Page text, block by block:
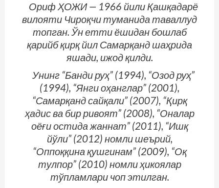
Ориф ҲОЖИ — 1966 йили Қашқадарё
вилояти Чироқчи туманида таваллуд
топган. Ўн етти ёшидан бошлаб
қарийб қирқ йил Самарқанд шаҳрида
яшади, ижод қилди.
Унинг “Банди руҳ” (1994), “Озод руҳ”
(1994), “Янги оҳанглар” (2001),
“Самарқанд сайқали” (2007), “Қирқ
ҳадис ва бир ривоят” (2008), “Оналар
оёғи остида жаннат” (2011), “Ишқ
йўли” (2012) номли шеърий,
“Оппоққина қушгинам” (2009), “Оқ
тулпор” (2010) номли ҳикоялар
тўпламлари чоп этилган.